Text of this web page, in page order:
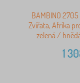
BAMBINO
Zvířata, Afrika
zelená /
1